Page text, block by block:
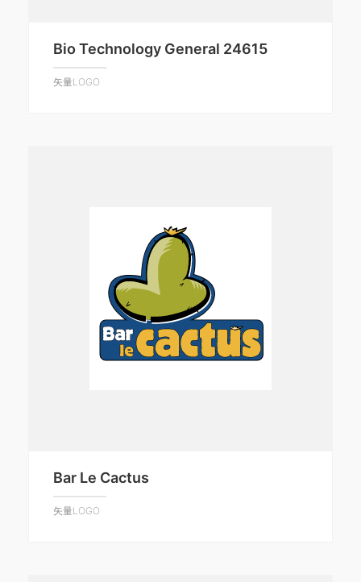
Bio Technology General 24615
矢量LOGO
Bar Le Cactus
矢量LOGO